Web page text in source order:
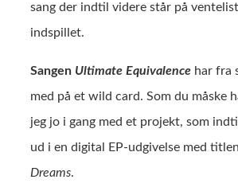
sang der indtil videre står på
indspillet.
Sangen Ultimate Equivalence har fra
med på et wild card. Som du måske
jeg jo i gang med et projekt, som
ud i en digital EP-udgivelse med titlen
Dreams.